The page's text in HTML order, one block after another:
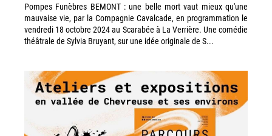
Pompes Funèbres BEMONT : une belle mort vaut mieux qu'une
mauvaise vie, par la Compagnie Cavalcade, en programmation le
vendredi 18 octobre 2024 au Scarabée à La Verrière. Une comédie
théâtrale de Sylvia Bruyant, sur une idée originale de S...